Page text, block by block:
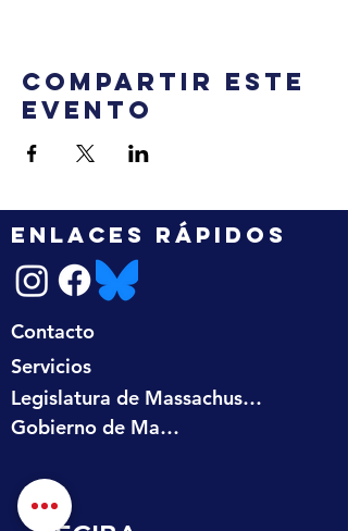
Compartir este
evento
ENLACES RÁPIDOS
Contacto
Servicios
Legislatura de Massachusetts
Gobierno de Massachusetts